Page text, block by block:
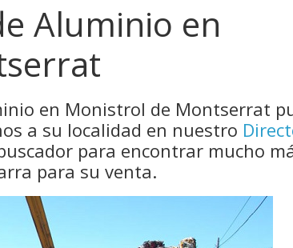
Aluminio en
en Monistrol de Montserrat
a su localidad en nuestro
para encontrar mucho
para su venta.